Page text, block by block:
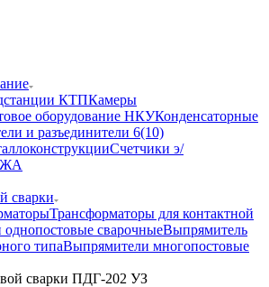
КТПКамеры
оборудование НКУКонденсаторные
и разъединители 6(10)
Счетчики э/
сварки
Трансформаторы для контактной
сварочныеВыпрямитель
типаВыпрямители многопостовые
сварки ПДГ-202 УЗ